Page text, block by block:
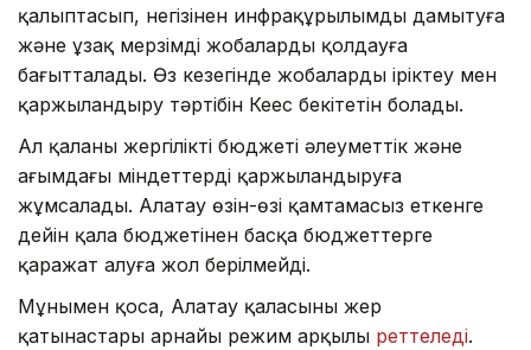
қалыптасып, негізінен инфрақұрылымды дамытуға
және ұзақ мерзімді жобаларды қолдауға
бағытталады. Өз кезегінде жобаларды іріктеу мен
қаржыландыру тәртібін Кеңес бекітетін болады.
Ал қаланың жергілікті бюджеті әлеуметтік және
ағымдағы міндеттерді қаржыландыруға
жұмсалады. Алатау өзін-өзі қамтамасыз еткенге
дейін қала бюджетінен басқа бюджеттерге
қаражат алуға жол берілмейді.
Мұнымен қоса, Алатау қаласының жер
қатынастары арнайы режим арқылы реттеледі.